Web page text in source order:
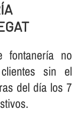
fontanerí­a no
sin el
del dí­a los 7